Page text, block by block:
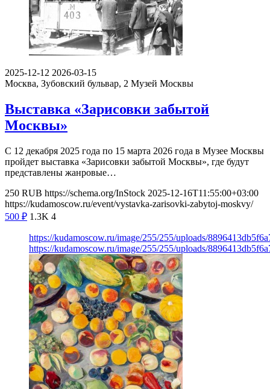
2025-12-12 2026-03-15
Москва, Зубовский бульвар, 2 Музей Москвы
Выставка «Зарисовки забытой
Москвы»
С 12 декабря 2025 года по 15 марта 2026 года в Музее Москвы
пройдет выставка «Зарисовки забытой Москвы», где будут
представлены жанровые…
250 RUB https://schema.org/InStock 2025-12-16T11:55:00+03:00
https://kudamoscow.ru/event/vystavka-zarisovki-zabytoj-moskvy/
500 ₽ 1.3K 4
https://kudamoscow.ru/image/255/255/uploads/
https://kudamoscow.ru/image/255/255/uploads/